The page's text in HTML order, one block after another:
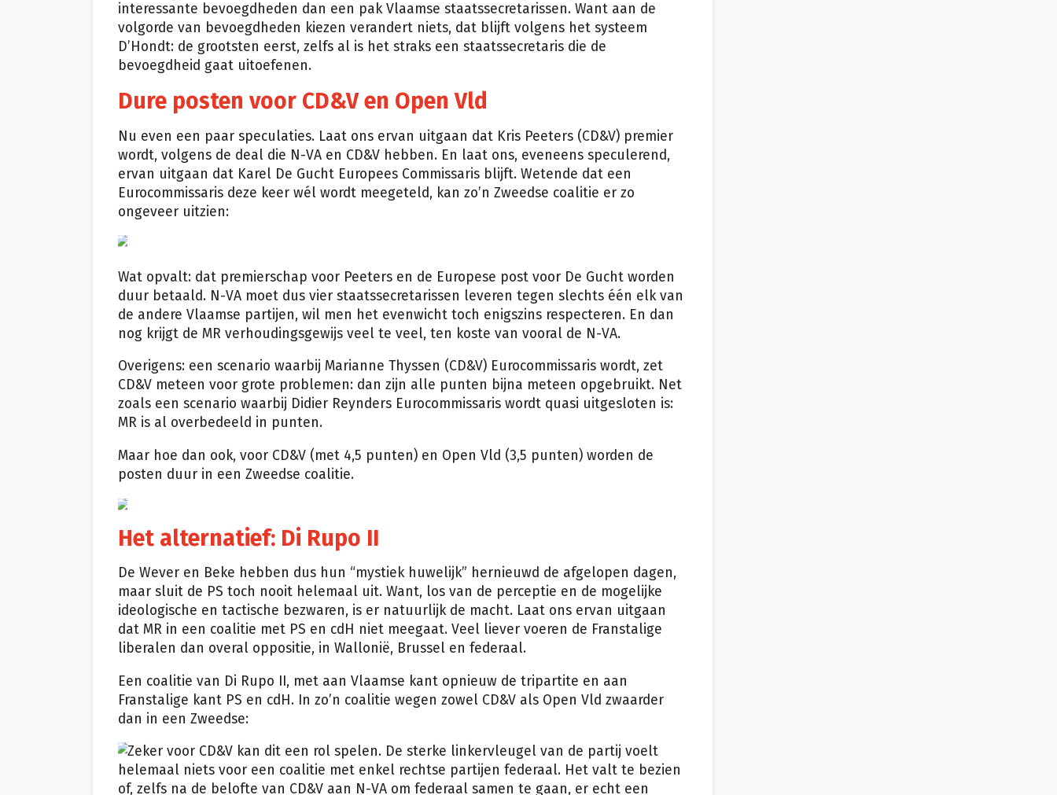
interessante bevoegdheden dan een pak Vlaamse staatssecretarissen. Want aan de
volgorde van bevoegdheden kiezen verandert niets, dat blijft volgens het systeem
D’Hondt: de grootsten eerst, zelfs al is het straks een staatssecretaris die de
bevoegdheid gaat uitoefenen.
Dure posten voor CD&V en Open Vld
Nu even een paar speculaties. Laat ons ervan uitgaan dat Kris Peeters (CD&V) premier
wordt, volgens de deal die N-VA en CD&V hebben. En laat ons, eveneens speculerend,
ervan uitgaan dat Karel De Gucht Europees Commissaris blijft. Wetende dat een
Eurocommissaris deze keer wél wordt meegeteld, kan zo’n Zweedse coalitie er zo
ongeveer uitzien:
Wat opvalt: dat premierschap voor Peeters en de Europese post voor De Gucht worden
duur betaald. N-VA moet dus vier staatssecretarissen leveren tegen slechts één elk van
de andere Vlaamse partijen, wil men het evenwicht toch enigszins respecteren. En dan
nog krijgt de MR verhoudingsgewijs veel te veel, ten koste van vooral de N-VA.
Overigens: een scenario waarbij Marianne Thyssen (CD&V) Eurocommissaris wordt, zet
CD&V meteen voor grote problemen: dan zijn alle punten bijna meteen opgebruikt. Net
zoals een scenario waarbij Didier Reynders Eurocommissaris wordt quasi uitgesloten is:
MR is al overbedeeld in punten.
Maar hoe dan ook, voor CD&V (met 4,5 punten) en Open Vld (3,5 punten) worden de
posten duur in een Zweedse coalitie.
epa
Het alternatief: Di Rupo II
De Wever en Beke hebben dus hun “mystiek huwelijk” hernieuwd de afgelopen dagen,
maar sluit de PS toch nooit helemaal uit. Want, los van de perceptie en de mogelijke
ideologische en tactische bezwaren, is er natuurlijk de macht. Laat ons ervan uitgaan
dat MR in een coalitie met PS en cdH niet meegaat. Veel liever voeren de Franstalige
liberalen dan overal oppositie, in Wallonië, Brussel en federaal.
Een coalitie van Di Rupo II, met aan Vlaamse kant opnieuw de tripartite en aan
Franstalige kant PS en cdH. In zo’n coalitie wegen zowel CD&V als Open Vld zwaarder
dan in een Zweedse:
Zeker voor CD&V kan dit een rol spelen. De sterke linkervleugel van de partij voelt
helemaal niets voor een coalitie met enkel rechtse partijen federaal. Het valt te bezien
of, zelfs na de belofte van CD&V aan N-VA om federaal samen te gaan, er echt een